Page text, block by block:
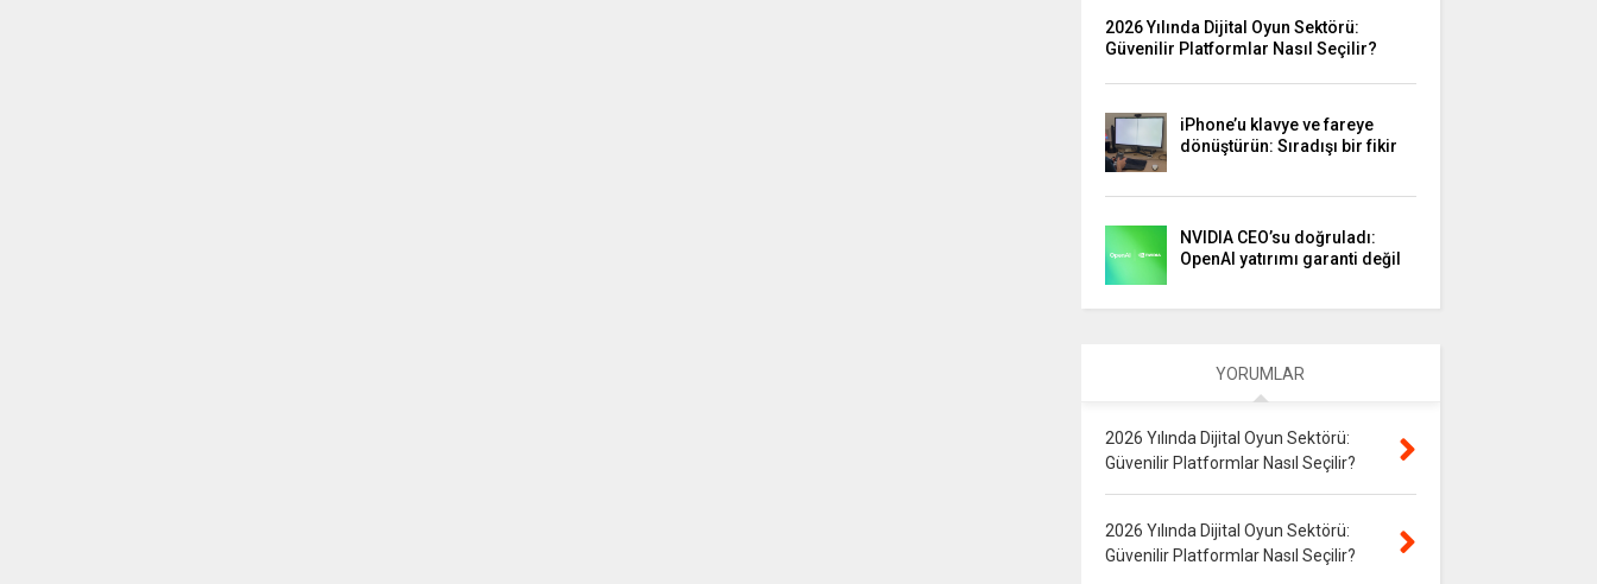
2026 Yılında Dijital Oyun Sektörü:
Güvenilir Platformlar Nasıl Seçilir?
iPhone’u klavye ve fareye
dönüştürün: Sıradışı bir fikir
NVIDIA CEO’su doğruladı:
OpenAI yatırımı garanti değil
YORUMLAR
2026 Yılında Dijital Oyun Sektörü:
Güvenilir Platformlar Nasıl Seçilir?
2026 Yılında Dijital Oyun Sektörü:
Güvenilir Platformlar Nasıl Seçilir?